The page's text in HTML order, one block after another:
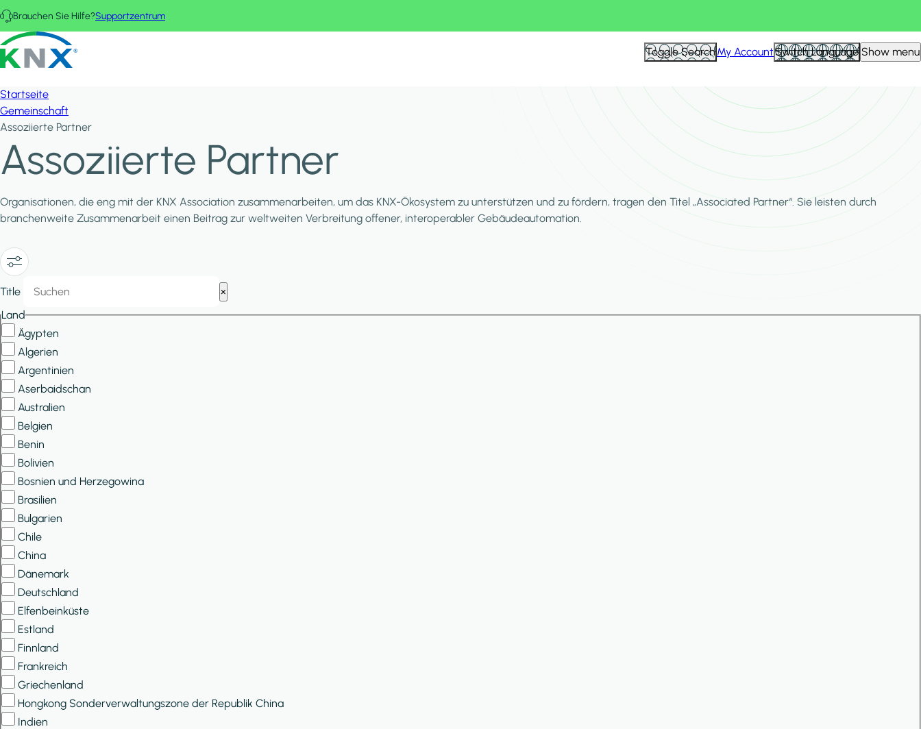
Direkt zum Inhalt
Brauchen Sie Hilfe?Supportzentrum
KNX - Homepage
Toggle SearchMy AccountSwitch Language Show menu
Startseite
Gemeinschaft
Assoziierte Partner
Assoziierte Partner
Organisationen, die eng mit der KNX Association zusammenarbeiten, um das KNX-Ökosystem zu unterstützen und zu fördern, tragen den Titel „Associated Partner“. Sie leisten durch
branchenweite Zusammenarbeit einen Beitrag zur weltweiten Verbreitung offener, interoperabler Gebäudeautomation.
Show/Hide
Filters
Title
×
Land
Ägypten
Algerien
Argentinien
Aserbaidschan
Australien
Belgien
Benin
Bolivien
Bosnien und Herzegowina
Brasilien
Bulgarien
Chile
China
Dänemark
Deutschland
Elfenbeinküste
Estland
Finnland
Frankreich
Griechenland
Hongkong Sonderverwaltungszone der Republik China
Indien